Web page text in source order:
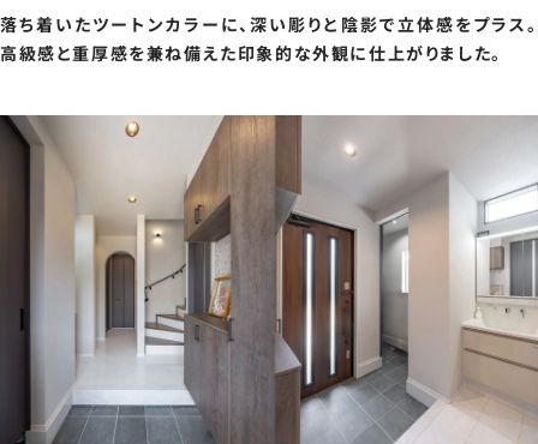
落ち着いたツートンカラーに、深い彫りと陰影で立体感をプラス。
高級感と重厚感を兼ね備えた印象的な外観に仕上がりました。